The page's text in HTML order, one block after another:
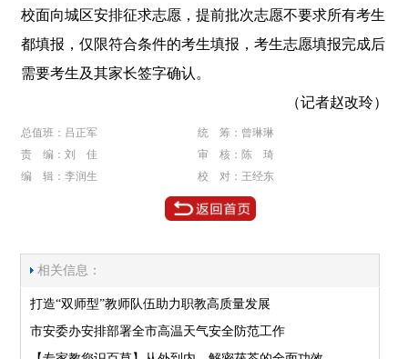
校面向城区安排征求志愿，提前批次志愿不要求所有考生
都填报，仅限符合条件的考生填报，考生志愿填报完成后
需要考生及其家长签字确认。
（记者赵改玲）
总值班：吕正军
统 筹：曾琳琳
责 编：刘 佳
审 核：陈 琦
编 辑：李润生
校 对：王经东
相关信息：
打造“双师型”教师队伍助力职教高质量发展
市安委办安排部署全市高温天气安全防范工作